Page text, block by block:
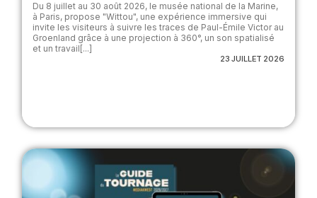
Du 8 juillet au 30 août 2026, le musée national de la Marine,
à Paris, propose "Wittou", une expérience immersive qui
invite les visiteurs à suivre les traces de Paul-Émile Victor au
Groenland grâce à une projection à 360°, un son spatialisé
et un travail[...]
23 JUILLET 2026